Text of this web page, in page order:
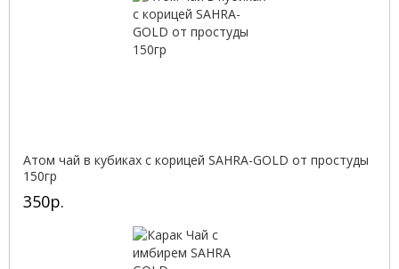
Атом чай в кубиках с корицей SAHRA-GOLD от простуды
150гр
350р.